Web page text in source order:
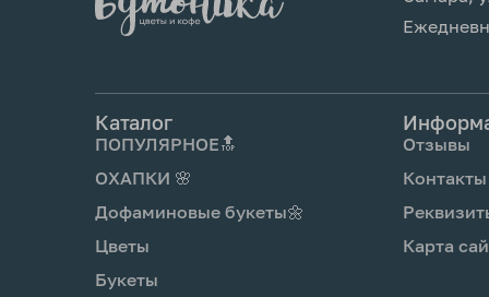
нож.
6 .Опусти стебли цветов в воду в
7. Поставь вазу с цветами в
оставляй под прямыми солнечными
источников тепла, рядом с фруктами,
переохлаждай.
8. Каждый день промывай вазу
наливай чистую прохладную воду и
3 день добавь подкормку для
букетом.
Каталог
ПОПУЛЯРНОЕ🔝
ОХАПКИ 🌸
Дофаминовые букеты🌼
Цветы
Букеты
Отзывы
Контакты
Карта